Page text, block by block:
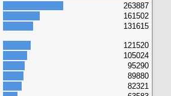
263887
161502
131615
121520
105024
95290
89880
82321